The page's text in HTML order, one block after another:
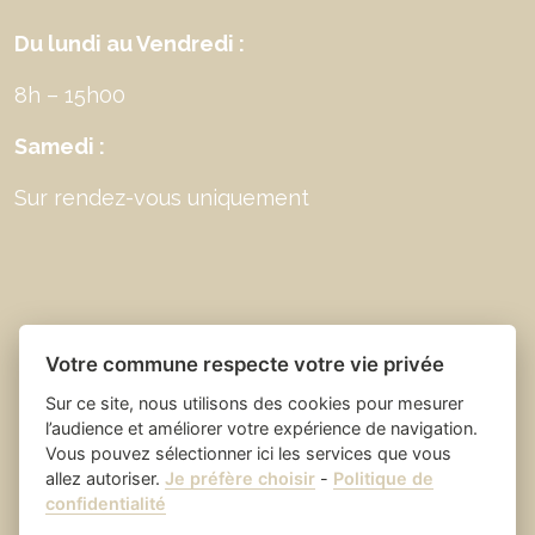
Du lundi au Vendredi :
8h – 15h00
Samedi :
Sur rendez-vous uniquement
Place du village la solution web
et appli des collectivités
- Saint Laurent
Votre commune respecte votre vie privée
Sur ce site, nous utilisons des cookies pour mesurer
l’audience et améliorer votre expérience de navigation.
Vous pouvez sélectionner ici les services que vous
allez autoriser.Je préfère choisir - Politique de
confidentialité